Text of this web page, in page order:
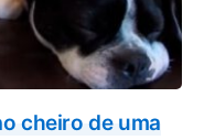
cheiro de uma